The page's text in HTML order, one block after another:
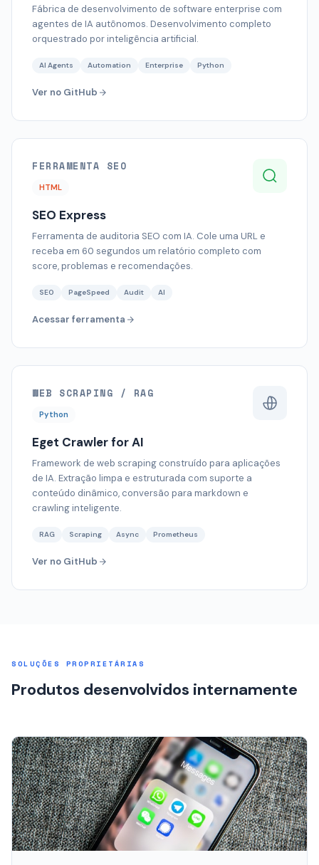
Fábrica de desenvolvimento de software enterprise com
agentes de IA autônomos. Desenvolvimento completo
orquestrado por inteligência artificial.
AI Agents Automation Enterprise Python
Ver no GitHub
FERRAMENTA SEO
HTML
SEO Express
Ferramenta de auditoria SEO com IA. Cole uma URL e
receba em 60 segundos um relatório completo com
score, problemas e recomendações.
SEO PageSpeed Audit AI
Acessar ferramenta
WEB SCRAPING / RAG
Python
Eget Crawler for AI
Framework de web scraping construído para aplicações
de IA. Extração limpa e estruturada com suporte a
conteúdo dinâmico, conversão para markdown e
crawling inteligente.
RAG Scraping Async Prometheus
Ver no GitHub
SOLUÇÕES PROPRIETÁRIAS
Produtos desenvolvidos internamente